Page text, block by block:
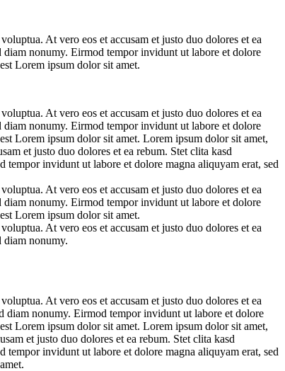
At vero eos et accusam et justo duo dolores et ea
diam nonumy. Eirmod tempor invidunt ut labore et dolore
Lorem ipsum dolor sit amet.
At vero eos et accusam et justo duo dolores et ea
diam nonumy. Eirmod tempor invidunt ut labore et dolore
Lorem ipsum dolor sit amet. Lorem ipsum dolor sit amet,
et justo duo dolores et ea rebum. Stet clita kasd
tempor invidunt ut labore et dolore magna aliquyam erat, sed
At vero eos et accusam et justo duo dolores et ea
diam nonumy. Eirmod tempor invidunt ut labore et dolore
Lorem ipsum dolor sit amet.
At vero eos et accusam et justo duo dolores et ea
diam nonumy.
At vero eos et accusam et justo duo dolores et ea
diam nonumy. Eirmod tempor invidunt ut labore et dolore
Lorem ipsum dolor sit amet. Lorem ipsum dolor sit amet,
et justo duo dolores et ea rebum. Stet clita kasd
tempor invidunt ut labore et dolore magna aliquyam erat, sed